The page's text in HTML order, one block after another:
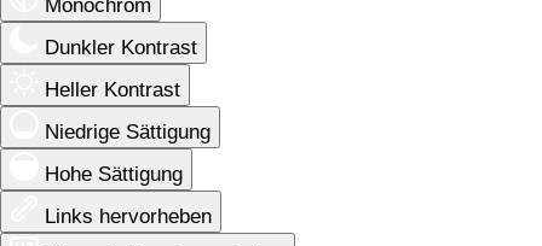
Monochrom
Dunkler Kontrast
Heller Kontrast
Niedrige Sättigung
Hohe Sättigung
Links hervorheben